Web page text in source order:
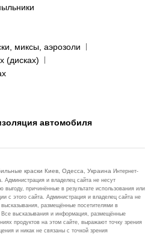
миксы, аэрозоли
(дисках)
автомобиля
краски Киев, Одесса, Украина Интернет-
Администрация и владелец сайта не несут
выгоду, причинённые в результате использования или
с этого сайта. Администрация и владелец сайта не
размещённые посетителями в
Все высказывания и информация, размещённые
продуктов на этом сайте, выражают точку зрения
и никак не связаны с точкой зрения